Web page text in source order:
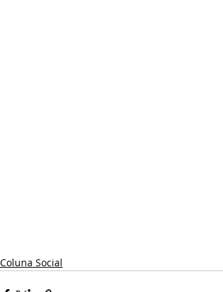
Coluna Social